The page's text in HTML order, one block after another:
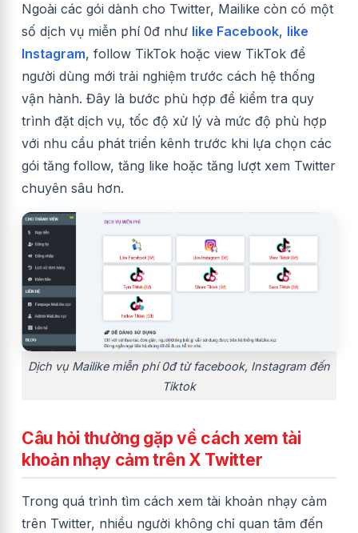
Ngoài các gói dành cho Twitter, Mailike còn có một
số dịch vụ miễn phí 0đ như like Facebook, like
Instagram, follow TikTok hoặc view TikTok để
người dùng mới trải nghiệm trước cách hệ thống
vận hành. Đây là bước phù hợp để kiểm tra quy
trình đặt dịch vụ, tốc độ xử lý và mức độ phù hợp
với nhu cầu phát triển kênh trước khi lựa chọn các
gói tăng follow, tăng like hoặc tăng lượt xem Twitter
chuyên sâu hơn.
Dịch vụ Mailike miễn phí 0đ từ facebook, Instagram đến
Tiktok
Câu hỏi thường gặp về cách xem tài
khoản nhạy cảm trên X Twitter
Trong quá trình tìm cách xem tài khoản nhạy cảm
trên Twitter, nhiều người không chỉ quan tâm đến